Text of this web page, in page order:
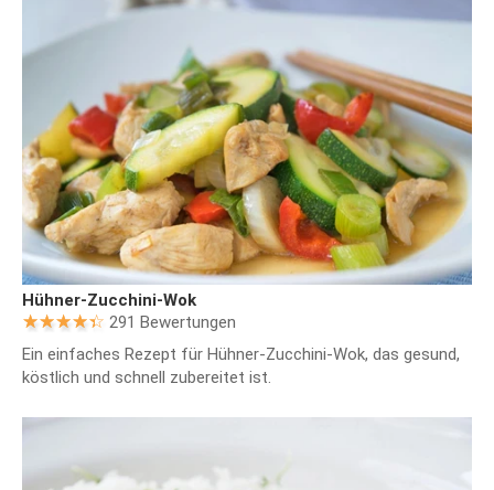
Hühner-Zucchini-Wok
291 Bewertungen
Ein einfaches Rezept für Hühner-Zucchini-Wok, das gesund,
köstlich und schnell zubereitet ist.